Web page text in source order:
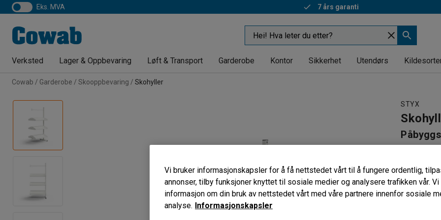
eks. MVA Rask levering
Verksted Lager & Oppbevaring Løft & Transport Garderobe Kontor Sikkerhet Utendørs
Cowab Garderobe Skooppbevaring Skohyller
STYX
Til
Fleksibel
Vi bruker informasjonskapsler for å få nettstedet vårt til å fungere ordentlig,
annonser, tilby funksjoner knyttet til sosiale medier og analysere trafikken vår.
informasjon om din bruk av nettstedet vårt med våre partnere innenfor sosiale
analyse. Informasjonskapsler